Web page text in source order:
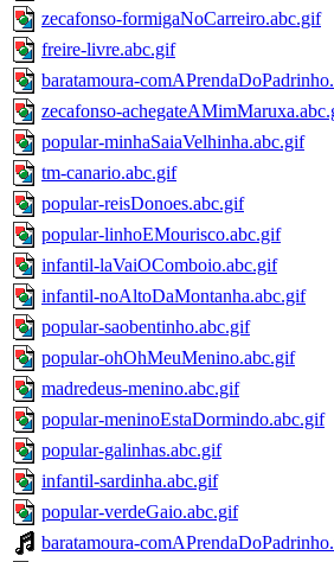
zecafonso-formigaNoCarreiro.abc.gif
freire-livre.abc.gif
baratamoura-
zecafonso-
popular-minhaSaiaVelhinha.abc.gif
tm-canario.abc.gif
popular-reisDonoes.abc.gif
popular-linhoEMourisco.abc.gif
infantil-laVaiOComboio.abc.gif
infantil-noAltoDaMontanha.abc.gif
popular-saobentinho.abc.gif
popular-ohOhMeuMenino.abc.gif
madredeus-menino.abc.gif
popular-meninoEstaDormindo.abc.gif
popular-galinhas.abc.gif
infantil-sardinha.abc.gif
popular-verdeGaio.abc.gif
baratamoura-